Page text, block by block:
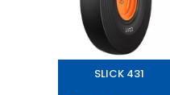
SLICK 431